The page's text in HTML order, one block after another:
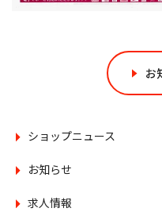
お
ショップニュース
お知らせ
求人情報